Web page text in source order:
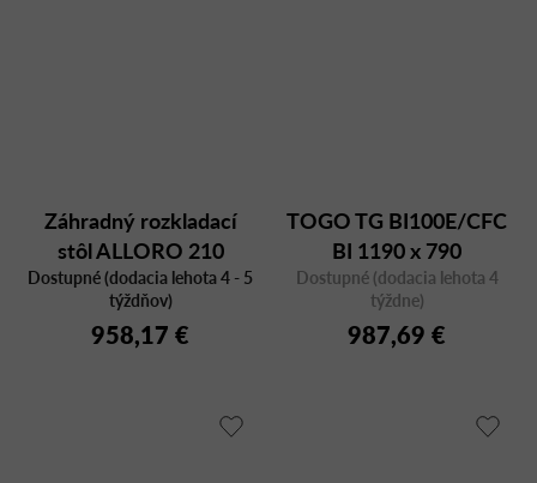
Záhradný rozkladací
stôl ALLORO 210
tortora-bianco
Dostupné (dodacia lehota 4 - 5
týždňov)
958,17 €
TOGO TG BI100E/CFC
BI 1190 x 790
Dostupné (dodacia lehota 4
týždne)
987,69 €